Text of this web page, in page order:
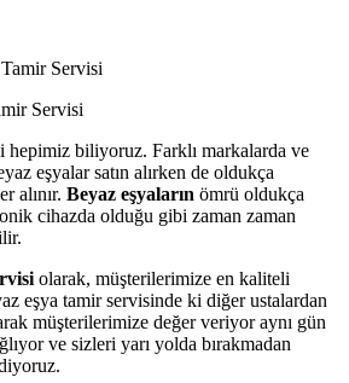
Servisi
hepimiz biliyoruz. Farklı markalarda ve
eşyalar satın alırken de oldukça
alınır. Beyaz eşyaların ömrü oldukça
cihazda olduğu gibi zaman zaman
olarak, müşterilerimize en kaliteli
eşya tamir servisinde ki diğer ustalardan
müşterilerimize değer veriyor aynı gün
ve sizleri yarı yolda bırakmadan